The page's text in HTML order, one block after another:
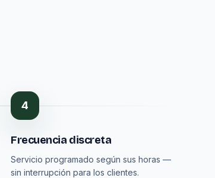
4
Frecuencia discreta
Servicio programado según sus horas —
sin interrupción para los clientes.